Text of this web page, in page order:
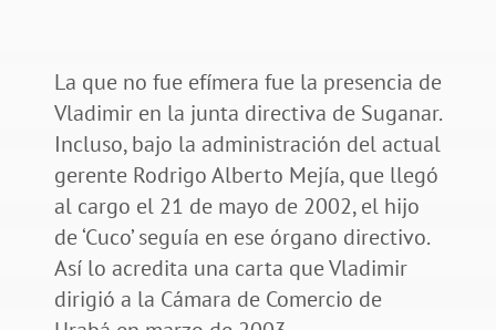
La que no fue efímera fue la presencia de
Vladimir en la junta directiva de Suganar.
Incluso, bajo la administración del actual
gerente Rodrigo Alberto Mejía, que llegó
al cargo el 21 de mayo de 2002, el hijo
de ‘Cuco’ seguía en ese órgano directivo.
Así lo acredita una carta que Vladimir
dirigió a la Cámara de Comercio de